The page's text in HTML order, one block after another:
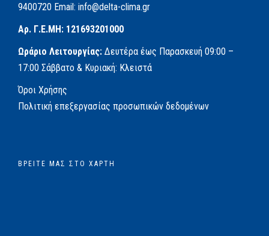
9400720 Email: info@delta-clima.gr
Αρ. Γ.Ε.ΜΗ: 121693201000
Ωράριο Λειτουργίας: Δευτέρα έως Παρασκευή 09:00 –
17:00 Σάββατο & Κυριακή: Κλειστά
Όροι Χρήσης
Πολιτική επεξεργασίας προσωπικών δεδομένων
ΒΡΕΊΤΕ ΜΑΣ ΣΤΟ ΧΆΡΤΗ